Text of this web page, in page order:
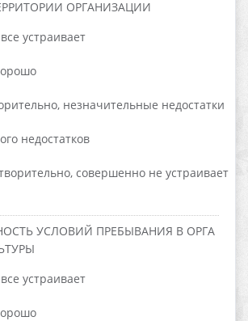
ОРГАНИЗАЦИИ
устраивает
незначительные недостатки
недостатков
совершенно не устраивает
УСЛОВИЙ ПРЕБЫВАНИЯ В ОРГА
устраивает